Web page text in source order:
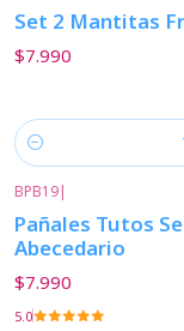
Set 2 Mantitas
$7.990
Cantidad
BPB19|
Pañales Tutos
Abecedario
$7.990
5.0